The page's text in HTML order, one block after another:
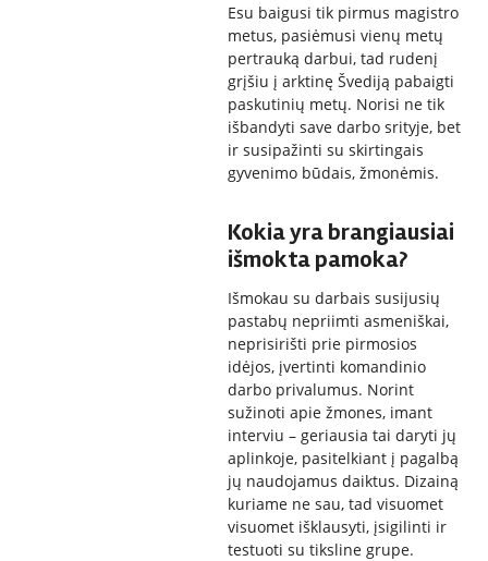
Esu baigusi tik pirmus magistro
metus, pasiėmusi vienų metų
pertrauką darbui, tad rudenį
grįšiu į arktinę Švediją pabaigti
paskutinių metų. Norisi ne tik
išbandyti save darbo srityje, bet
ir susipažinti su skirtingais
gyvenimo būdais, žmonėmis.
Kokia yra brangiausiai
išmokta pamoka?
Išmokau su darbais susijusių
pastabų nepriimti asmeniškai,
neprisirišti prie pirmosios
idėjos, įvertinti komandinio
darbo privalumus. Norint
sužinoti apie žmones, imant
interviu – geriausia tai daryti jų
aplinkoje, pasitelkiant į pagalbą
jų naudojamus daiktus. Dizainą
kuriame ne sau, tad visuomet
visuomet išklausyti, įsigilinti ir
testuoti su tiksline grupe.